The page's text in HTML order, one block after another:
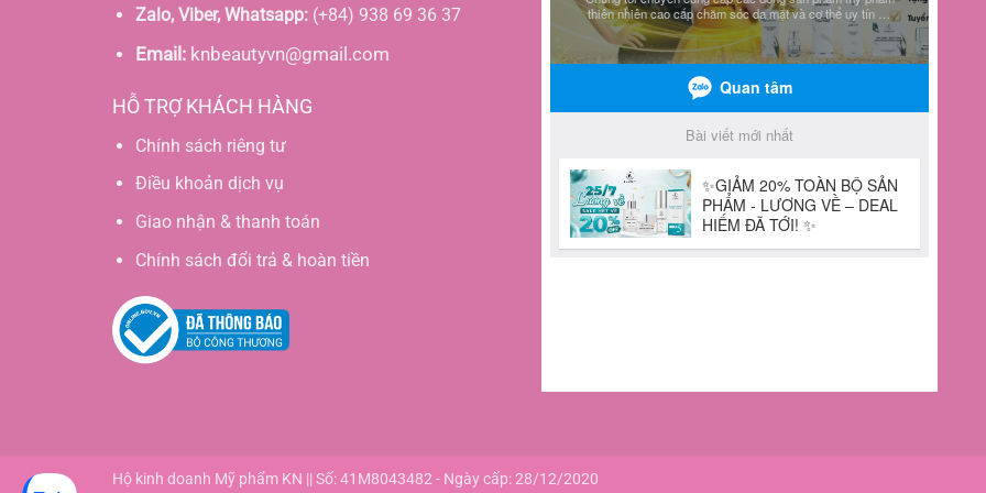
Zalo, Viber, Whatsapp: (+84) 938 69 36 37
Email:knbeautyvn@gmail.com
HỖ TRỢ KHÁCH HÀNG
Chính sách riêng tư
Điều khoản dịch vụ
Giao nhận & thanh toán
Chính sách đổi trả & hoàn tiền
Hộ kinh doanh Mỹ phẩm KN || Số: 41M8043482 - Ngày cấp: 28/12/2020